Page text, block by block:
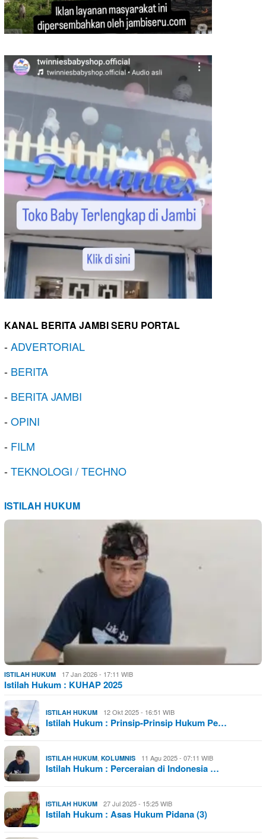
KANAL BERITA JAMBI SERU PORTAL
-ADVERTORIAL
- BERITA
- BERITA JAMBI
-OPINI
- FILM
-TEKNOLOGI / TECHNO
ISTILAH HUKUM
ISTILAH HUKUM 17 Jan 2026 - 17:11 WIB
Istilah Hukum : KUHAP 2025
ISTILAH HUKUM 12 Okt 2025 - 16:51 WIB
Istilah Hukum : Prinsip-Prinsip Hukum Pe…
ISTILAH HUKUM, KOLUMNIS 11 Agu 2025 - 07:11 WIB
Istilah Hukum : Perceraian di Indonesia …
ISTILAH HUKUM 27 Jul 2025 - 15:25 WIB
Istilah Hukum : Asas Hukum Pidana (3)